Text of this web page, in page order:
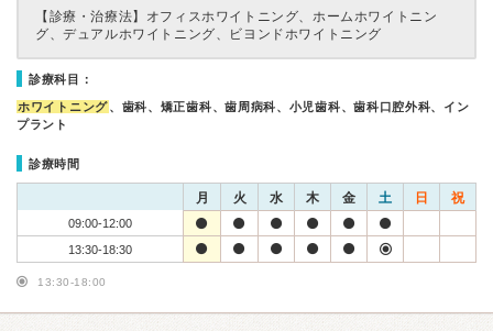
【診療・治療法】 オフィスホワイトニング、ホームホワイトニン
グ、デュアルホワイトニング、ビヨンドホワイトニング
診療科目：
ホワイトニング、歯科、矯正歯科、歯周病科、小児歯科、歯科口腔外科、イン
プラント
診療時間
月 火 水 木 金 土 日 祝
09:00-12:00
13:30-18:30
13:30-18:00